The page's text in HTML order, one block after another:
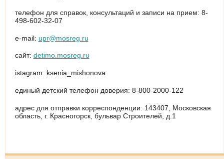
телефон для справок, консультаций и записи на прием: 8-
498-602-32-07
е-mail: upr@mosreg.ru
сайт: detimo.mosreg.ru
istagram: ksenia_mishonova
единый детский телефон доверия: 8-800-2000-122
адрес для отправки корреспонденции: 143407, Московская
область, г. Красногорск, бульвар Строителей, д.1